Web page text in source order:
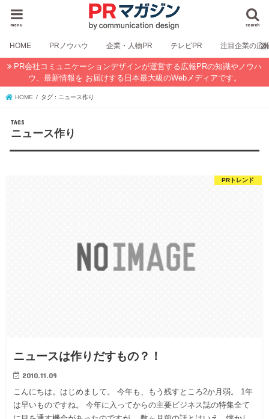
search
menu
HOME PRノウハウ 企業・人物PR テレビPR 注目企業の広
PR会社コミュニケーションデザインが運営する広報PRの知識やノウハ
ウ、最新情報を お届けする日本最大級のWebメディアです。
HOME タグ : ニュース作り
ニュース作り
PRトレンド
ニュースは作りだすもの？！
2010.11.09
こんにちは。はじめまして。 今年も、もう残すところ2か月弱。 1年
は早いものですね。 今年に入ってからの主要ビジネス誌の特集全て